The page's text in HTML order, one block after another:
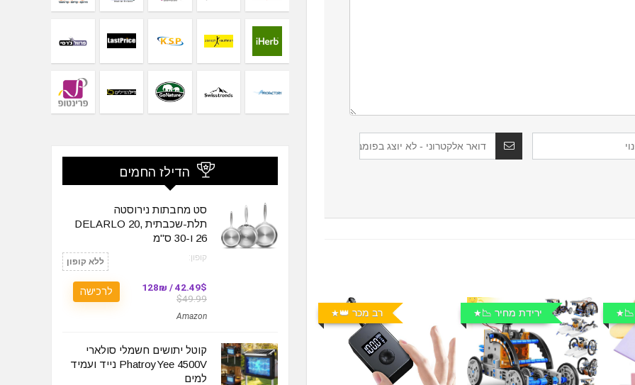
ירידת מחיר 📉 רב מכר 👑
הדילז החמים
סט מחבתות נירוסטה
תלת-שכבתית DELARLO 20,
26 ו-30 ס"מ
קופון: ללא קופון
42.49$ / 128₪
$49.99
Amazon
לרכישה
קוטל יתושים חשמלי סולארי
PhatroyYee 4500V נייד ועמיד
למים